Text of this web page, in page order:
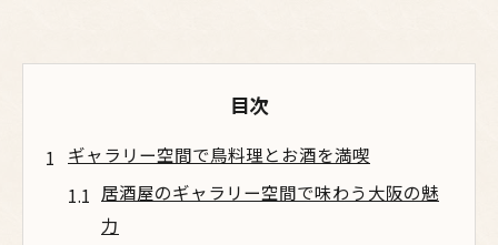
目次
ギャラリー空間で鳥料理とお酒を満喫
居酒屋のギャラリー空間で味わう大阪の魅
力